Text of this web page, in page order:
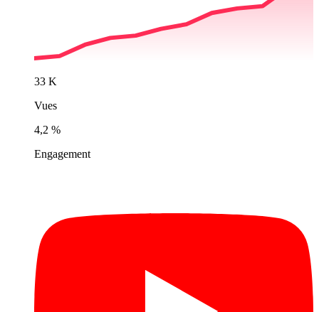
33 K
Vues
4,2 %
Engagement